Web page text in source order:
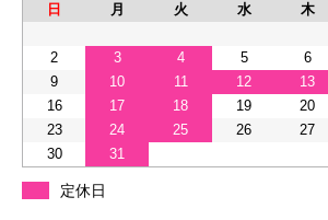
日
月 火 水 木
2
3 4 5 6
9
10 11 12 13
16
17 18 19 20
23
24 25 26 27
30
31
定休日